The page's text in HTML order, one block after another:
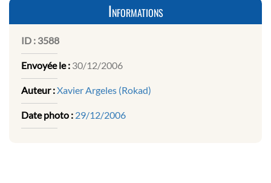
Informations
ID : 3588
Envoyée le : 30/12/2006
Auteur :Xavier Argeles (Rokad)
Date photo : 29/12/2006